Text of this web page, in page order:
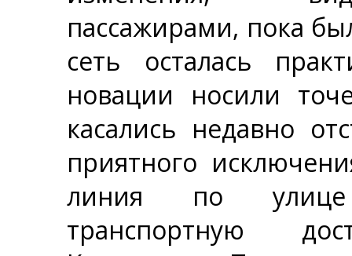
пассажирами, пока
сеть осталась
новации носили
касались недавно
приятного
линия по улице
транспортную